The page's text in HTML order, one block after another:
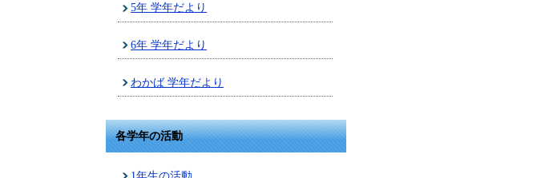
5年 学年だより
6年 学年だより
わかば 学年だより
各学年の活動